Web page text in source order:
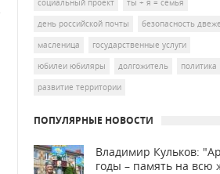
социальный проект
ты + я = семья
день российской почты
безопасность
масленица
государственные услуги
юбилеи юбиляры
долгожитель
политика
развитие территории
ПОПУЛЯРНЫЕ НОВОСТИ
Владимир Кульков:
годы – память на всю